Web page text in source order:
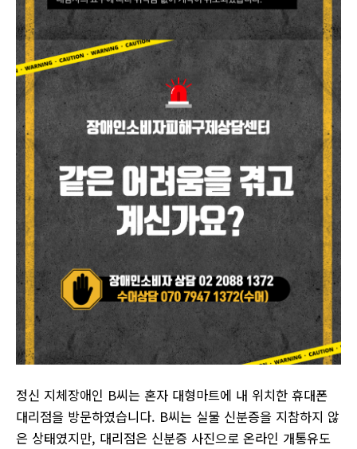
정신 지체장애인 B씨는 혼자 대형마트에 내 위치한 휴대폰
대리점을 방문하였습니다. B씨는 실물 신분증을 지참하지 않
은 상태였지만, 대리점은 신분증 사진으로 온라인 개통유도